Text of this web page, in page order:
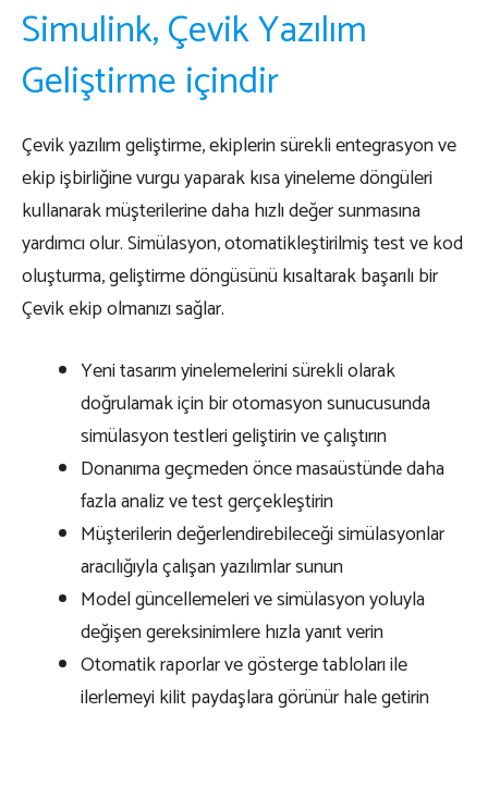
Simulink, Çevik Yazılım
Geliştirme içindir
Çevik yazılım geliştirme, ekiplerin sürekli entegrasyon ve
ekip işbirliğine vurgu yaparak kısa yineleme döngüleri
kullanarak müşterilerine daha hızlı değer sunmasına
yardımcı olur. Simülasyon, otomatikleştirilmiş test ve kod
oluşturma, geliştirme döngüsünü kısaltarak başarılı bir
Çevik ekip olmanızı sağlar.
Yeni tasarım yinelemelerini sürekli olarak
doğrulamak için bir otomasyon sunucusunda
simülasyon testleri geliştirin ve çalıştırın
Donanıma geçmeden önce masaüstünde daha
fazla analiz ve test gerçekleştirin
Müşterilerin değerlendirebileceği simülasyonlar
aracılığıyla çalışan yazılımlar sunun
Model güncellemeleri ve simülasyon yoluyla
değişen gereksinimlere hızla yanıt verin
Otomatik raporlar ve gösterge tabloları ile
ilerlemeyi kilit paydaşlara görünür hale getirin